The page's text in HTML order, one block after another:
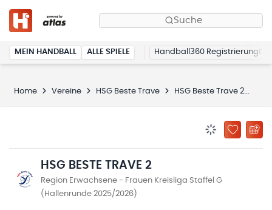
Suche
MEIN HANDBALL ALLE SPIELE Handball360 Registrierung
Home Vereine HSG Beste Trave HSG Beste Trave 2
ZU
HSG BESTE TRAVE 2
Region Erwachsene - Frauen Kreisliga Staffel G
(Hallenrunde 2025/2026)